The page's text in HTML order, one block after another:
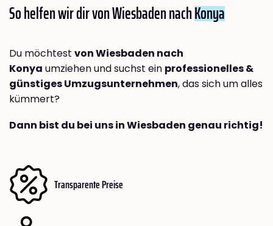
So helfen wir dir von Wiesbaden nachKonya
Du möchtest von Wiesbaden nach
Konya umziehen und suchst ein professionelles &
günstiges Umzugsunternehmen, das sich um alles
kümmert?
Dann bist du bei uns in Wiesbaden genau richtig!
Transparente Preise